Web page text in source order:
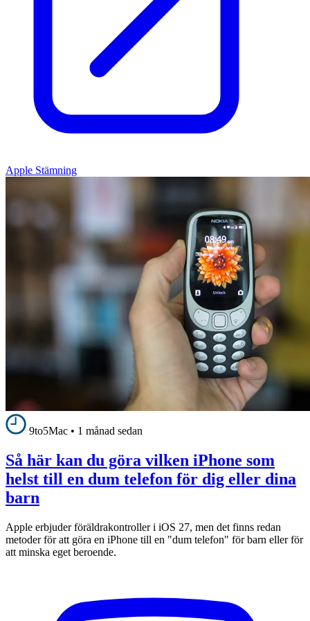
Apple Stämning
9to5Mac • 1 månad sedan
Så här kan du göra vilken iPhone som
helst till en dum telefon för dig eller dina
barn
Apple erbjuder föräldrakontroller i iOS 27, men det finns redan
metoder för att göra en iPhone till en "dum telefon" för barn eller för
att minska eget beroende.